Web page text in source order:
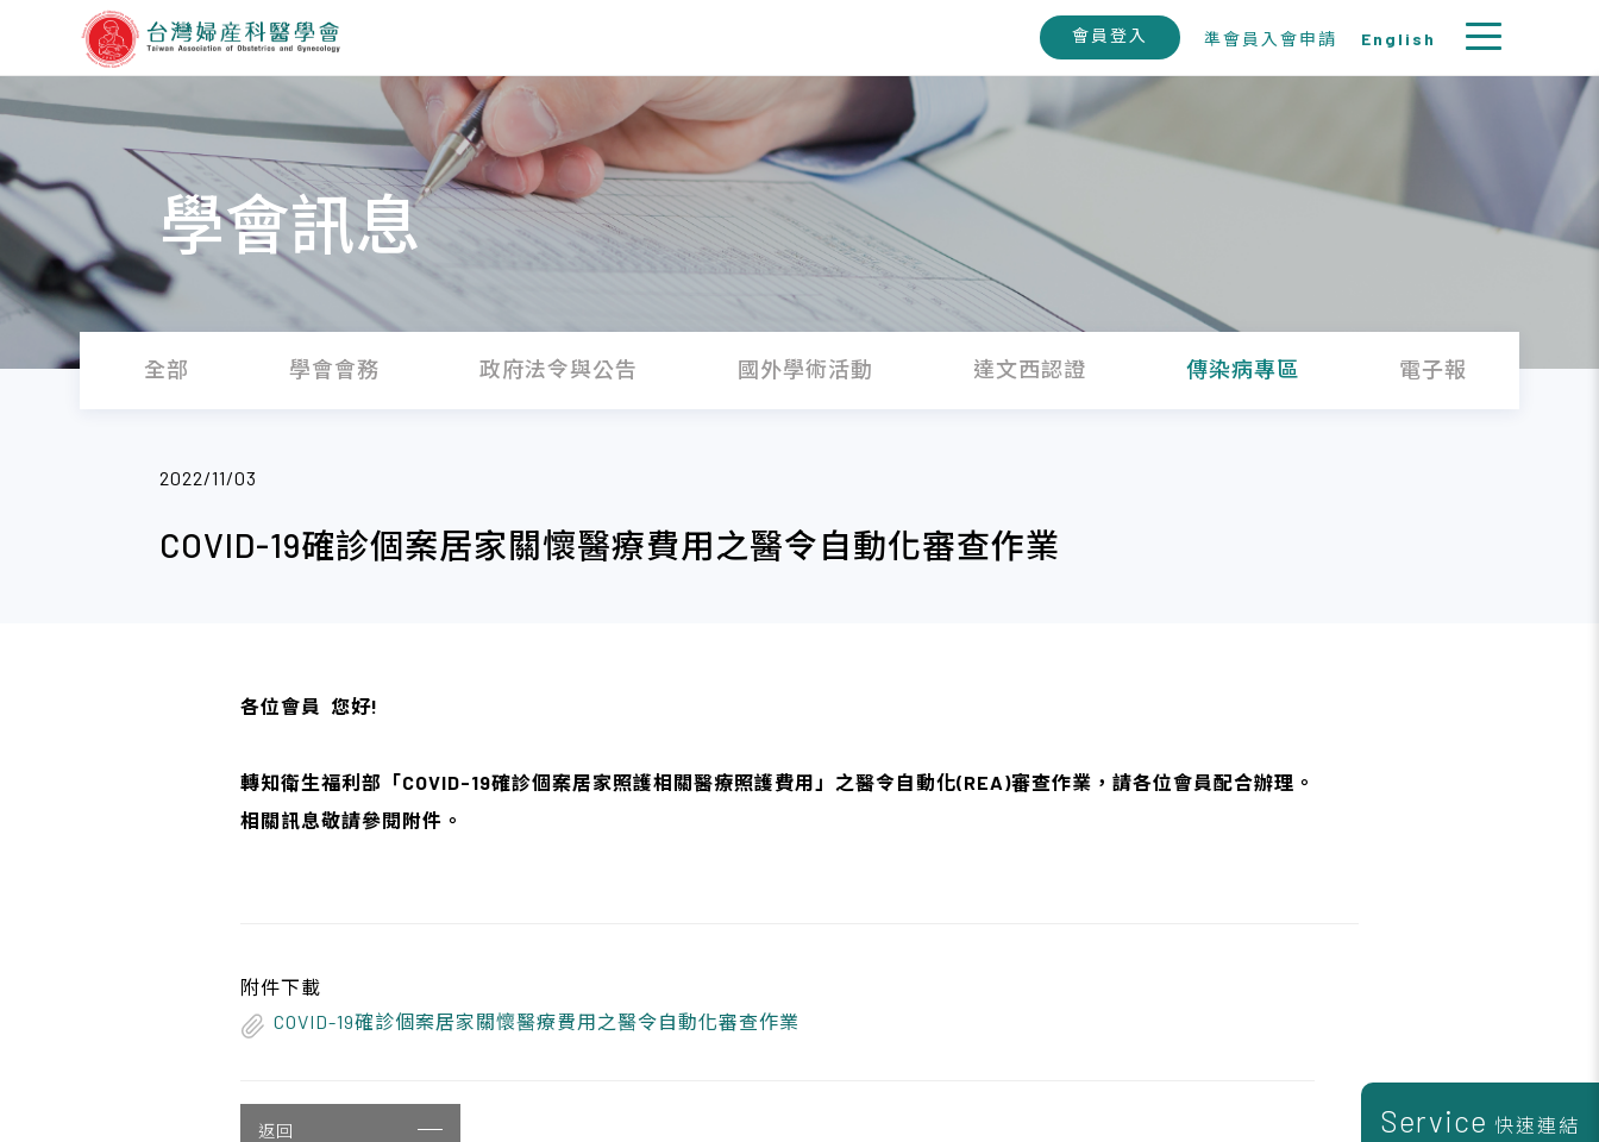
會員登入 準會員入會申請 English
Service 快速連結
學會訊息
全部 學會會務 政府法令與公告 國外學術活動 達文西認證 傳染病專區 電子報 徵
2022/11/03
COVID-19確診個案居家關懷醫療費用之醫令自動化審查作業
各位會員 您好!
轉知衛生福利部「COVID-19確診個案居家照護相關醫療照護費用」之醫令自動化(REA)審查作業，請各位會員配合辦理。
相關訊息敬請參閱附件。
附件下載
COVID-19確診個案居家關懷醫療費用之醫令自動化審查作業
返回